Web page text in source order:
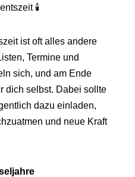
🕯️
ist oft alles andere
Termine und
sich, und am Ende
dich selbst. Dabei sollte
dazu einladen,
und neue Kraft